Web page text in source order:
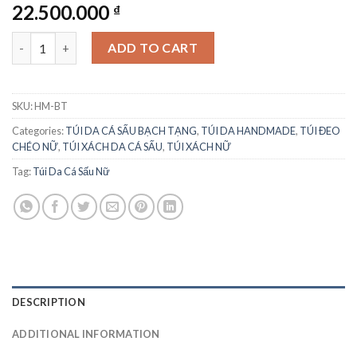
22.500.000 ₫
Xưởng Sản Xuất Túi Da Cá Sấu Bạch Tạng Giá Rẻ quantity
ADD TO CART
SKU:HM-BT
Categories:TÚI DA CÁ SẤU BẠCH TẠNG, TÚI DA HANDMADE, TÚI ĐEO
CHÉO NỮ, TÚI XÁCH DA CÁ SẤU, TÚI XÁCH NỮ
Tag:Túi Da Cá Sấu Nữ
DESCRIPTION
ADDITIONAL INFORMATION